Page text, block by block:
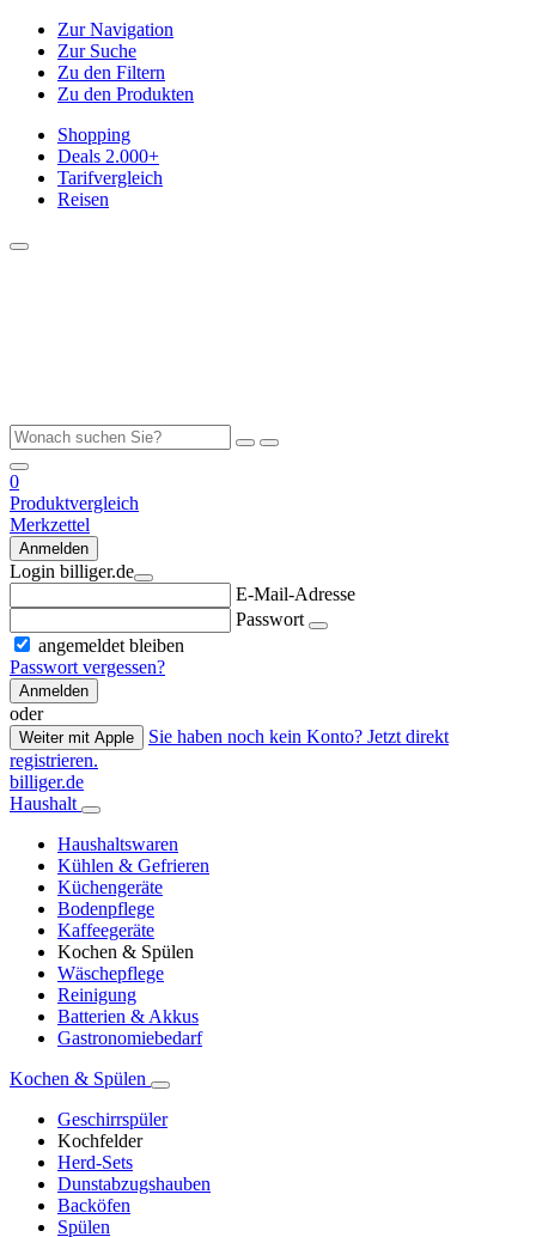
Zur Navigation
Zur Suche
Zu den Filtern
Zu den Produkten
Shopping
Deals 2.000+
Tarifvergleich
Reisen
0
Produktvergleich
Merkzettel
Anmelden
Login billiger.de
E-Mail-Adresse
Passwort
angemeldet bleiben
Passwort vergessen?
Anmelden
oder
Weiter mit Apple
Sie haben noch kein Konto? Jetzt direkt
registrieren.
billiger.de
Haushalt
Haushaltswaren
Kühlen & Gefrieren
Küchengeräte
Bodenpflege
Kaffeegeräte
Kochen & Spülen
Wäschepflege
Reinigung
Batterien & Akkus
Gastronomiebedarf
Kochen & Spülen
Geschirrspüler
Kochfelder
Herd-Sets
Dunstabzugshauben
Backöfen
Spülen